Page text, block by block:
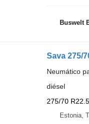
Buswelt
Sava 275/
Neumático
diésel
275/70 R22.5
Estonia,